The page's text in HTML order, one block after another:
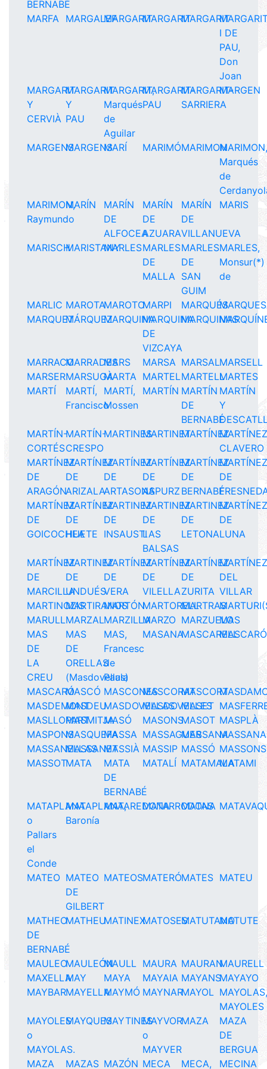
BERNABÉ
MARFA MARGALEFMARGARITMARGARITMARGARIT
I DE
PAU,
Don
Joan
MARGARIT
Y
CERVIÀ
MARGARIT
Y
PAU
MARGARIT,
Marqués
de
Aguilar
MARGARIT-
PAU
MARGARIT-
SARRIERA
MARGEN
MARGENSMARGENSMARÍ MARIMÓMARIMON
Marqués
de
MARIMON,
Raymundo
MARÍN
MARÍN
DE
ALFOCEA
MARÍN
DE
AZUARA
MARÍN
DE
VILLANUEVA
MARIS
MARISCHMARISTANYMARLESMARLES
DE
MALLA
MARLES
DE
SAN
GUIM
MARLES,
Monsur(*)
de
MARLIC MAROTAMAROTOMARPI MARQUÉS
MARQUETMÁRQUEZMARQUINAMARQUINA
DE
VIZCAYA
MARQUINAS
MARRACOMARRADESMARS MARSA MARSALMARSELL
MARSERMARSUGÀMARTA MARTELMARTELLMARTES
MARTÍ
MARTÍ,
Francisco
MARTÍ,
Mossen
MARTÍN MARTÍN
DE
BERNABÉ
MARTÍN
Y
MARTÍN-
CORTÉS
MARTÍN-
CRESPO
MARTINESMARTINETMARTÍNEZ
CLAVERO
MARTÍNEZ
DE
ARAGÓN
MARTÍNEZ
DE
ARIZALA
MARTÍNEZ
DE
ARTASONA
MARTÍNEZ
DE
ASPURZ
MARTÍNEZ
DE
BERNABÉ
DE
MARTÍNEZ
DE
GOICOCHEA
MARTÍNEZ
DE
HUETE
MARTINEZ
DE
INSAUSTI
MARTINEZ
DE
LAS
BALSAS
MARTINEZ
DE
LETONA
DE
LUNA
MARTÍNEZ
DE
MARCILLA
MARTINEZ
DE
UNDUÉS
MARTÍNEZ
DE
VERA
MARTÍNEZ
DE
VILELLA
MARTÍNEZ
DE
ZURITA
DEL
VILLAR
MARTINOZISMARTIRANOS
MARTÓNMARTORELLMARTRAS
MARULLMARZALMARZILLAMARZO MARZUELO
MAS
MAS
DE
LA
CREU
MAS
DE
ORELLAS
(Masdovellas)
MAS,
Francesc
de
Paula
MASANAMASCARELLMASCARÓ
MASCARÓMASCÓ MASCONESMASCORATMASCORT
MASDEMONT
MASDEUMASDOVELLASMASDOVELLES
MASET
MASLLOPARTMASMITJAMASÓ MASONSMASOT MASPLÀ
MASPONSMASQUEFAMASSA MASSAGUERMASSANA
MASSANELLAS
MASSANETMASSIÀ MASSIP MASSÓ MASSONS
MASSOTMATA
MATA
DE
BERNABÉ
MATALÍ MATAMALAMATAMI
MATAPLANA
o
Pallars
el
Conde
MATAPLANA,
Baronía
MATAREDONAMATARRODONA
MATAS
MATEO MATEO
DE
GILBERT
MATEOSMATERÓMATES MATEU
MATHEO
DE
BERNABÉ
MATHEUMATINEXMATOSESMATUTANOMATUTE
MAULEOMAULEÓNMAULL MAURA MAURANMAURELL
MAXELLAMAY MAYA MAYAIA MAYANSMAYAYO
MAYBARMAYELLAMAYMÓ MAYNARMAYOL
MAYOLES
MAYOLES
o
MAYOLAS.
MAYQUESMAYTINESMAYVOR
o
MAYVER
MAZA
MAZA
DE
BERGUA
MAZA
MAZAS MAZÓN MECA
MECA,
MECINA